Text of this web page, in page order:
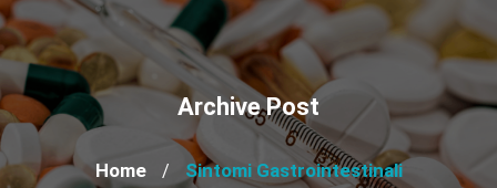
Archive Post
Home / Sintomi Gastrointestinali